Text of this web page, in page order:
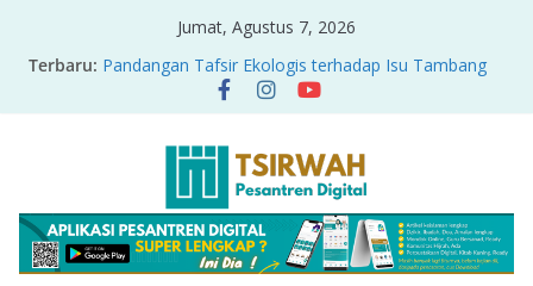
Jumat, Agustus 7, 2026
Terbaru: Pandangan Tafsir Ekologis terhadap Isu Tambang
Nikel di Raja Ampat
PRODUK RELASI KUASA-IDIOLOGI PADA TAFSIR
Sirah Nabawiyah
Oversharing dan Privasi dalam Al-Qur’an: “Ketika
Ayat Bicara Soal Curhat di Sosmed”
Menyikapi Fatherless, Kisah Lukman Menjadi
Cerminan